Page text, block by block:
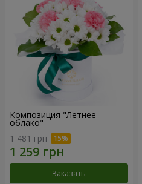
Композиция "Летнее
облако"
1 481 грн
Заказать